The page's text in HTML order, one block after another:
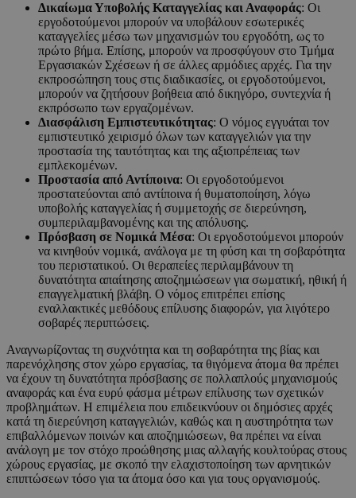
Δικαίωμα Υποβολής Καταγγελίας και Αναφοράς: Οι
εργοδοτούμενοι μπορούν να υποβάλουν εσωτερικές
καταγγελίες μέσω των μηχανισμών του εργοδότη, ως το
πρώτο βήμα. Επίσης, μπορούν να προσφύγουν στο Τμήμα
Εργασιακών Σχέσεων ή σε άλλες αρμόδιες αρχές. Για την
εκπροσώπηση τους στις διαδικασίες, οι εργοδοτούμενοι,
μπορούν να ζητήσουν βοήθεια από δικηγόρο, συντεχνία ή
εκπρόσωπο των εργαζομένων.
Διασφάλιση Εμπιστευτικότητας: Ο νόμος εγγυάται τον
εμπιστευτικό χειρισμό όλων των καταγγελιών για την
προστασία της ταυτότητας και της αξιοπρέπειας των
εμπλεκομένων.
Προστασία από Αντίποινα: Οι εργοδοτούμενοι
προστατεύονται από αντίποινα ή θυματοποίηση, λόγω
υποβολής καταγγελίας ή συμμετοχής σε διερεύνηση,
συμπεριλαμβανομένης και της απόλυσης.
Πρόσβαση σε Νομικά Μέσα: Οι εργοδοτούμενοι μπορούν
να κινηθούν νομικά, ανάλογα με τη φύση και τη σοβαρότητα
του περιστατικού. Οι θεραπείες περιλαμβάνουν τη
δυνατότητα απαίτησης αποζημιώσεων για σωματική, ηθική ή
επαγγελματική βλάβη. Ο νόμος επιτρέπει επίσης
εναλλακτικές μεθόδους επίλυσης διαφορών, για λιγότερο
σοβαρές περιπτώσεις.
Αναγνωρίζοντας τη συχνότητα και τη σοβαρότητα της βίας και
παρενόχλησης στον χώρο εργασίας, τα θιγόμενα άτομα θα πρέπει
να έχουν τη δυνατότητα πρόσβασης σε πολλαπλούς μηχανισμούς
αναφοράς και ένα ευρύ φάσμα μέτρων επίλυσης των σχετικών
προβλημάτων. Η επιμέλεια που επιδεικνύουν οι δημόσιες αρχές
κατά τη διερεύνηση καταγγελιών, καθώς και η αυστηρότητα των
επιβαλλόμενων ποινών και αποζημιώσεων, θα πρέπει να είναι
ανάλογη με τον στόχο προώθησης μιας αλλαγής κουλτούρας στους
χώρους εργασίας, με σκοπό την ελαχιστοποίηση των αρνητικών
επιπτώσεων τόσο για τα άτομα όσο και για τους οργανισμούς.